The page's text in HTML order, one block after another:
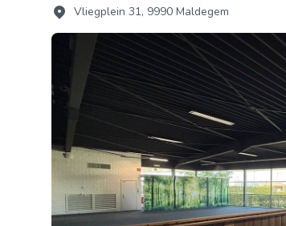
Vliegplein 31, 9990 Maldegem